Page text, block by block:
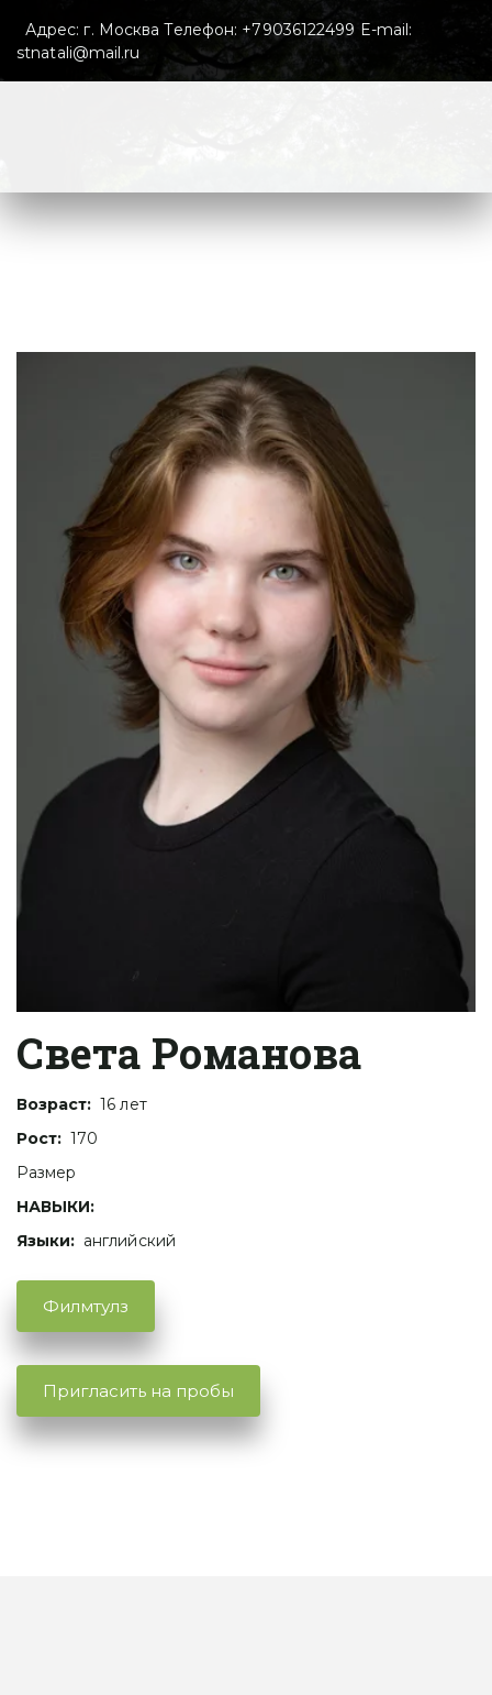
stnatali@mail.ru
Света Романова
Возраст: 16 лет
Рост:
  170
Размер
НАВЫКИ:
Языки:
  английский
Филмтулз
Пригласить на пробы